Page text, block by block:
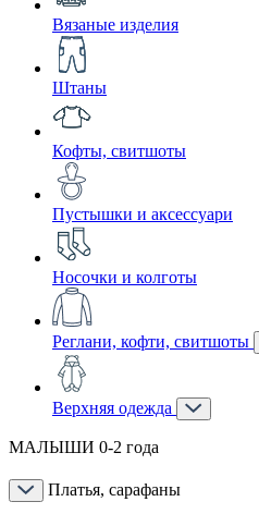
Вязаные изделия
Штаны
Кофты, свитшоты
Пустышки и аксессуари
Носочки и колготы
Реглани, кофти, свитшоты
Верхняя одежда
МАЛЫШИ 0-2 года
Платья, сарафаны